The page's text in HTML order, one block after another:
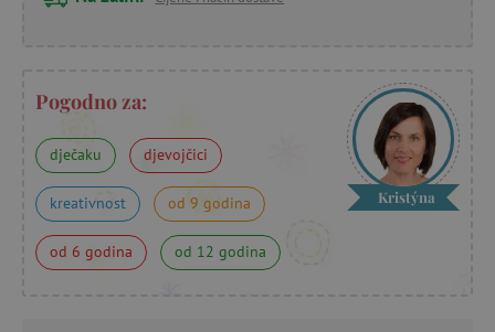
Pogodno za:
dječaku djevojčici
kreativnost od 9 godina
od 6 godina od 12 godina
Kristýna